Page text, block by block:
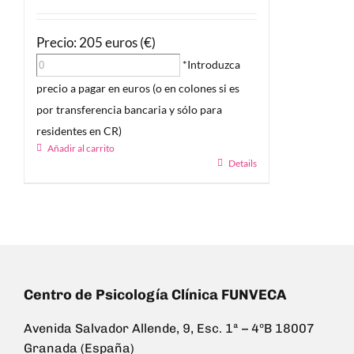
Precio: 205 euros (€)
*Introduzca
precio a pagar en euros (o en colones si es
por transferencia bancaria y sólo para
residentes en CR)
Añadir al carrito
Details
Centro de Psicología Clínica FUNVECA
Avenida Salvador Allende, 9, Esc. 1ª – 4ºB 18007
Granada (España)